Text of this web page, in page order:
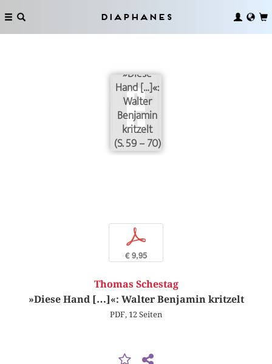
Diaphanes
»Diese
Hand […]«:
Walter
Benjamin
kritzelt
(S. 59 – 70)
p
€ 9,95
Thomas Schestag
»Diese Hand […]«: Walter Benjamin kritzelt
PDF, 12 Seiten